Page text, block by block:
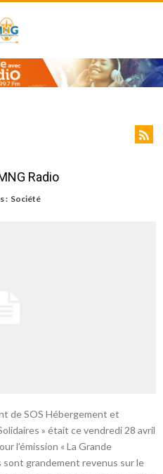
Radio
: Société
de SOS Hébergement et
» était ce vendredi 28 avril
l’émission « La Grande
sont grandement revenus sur le